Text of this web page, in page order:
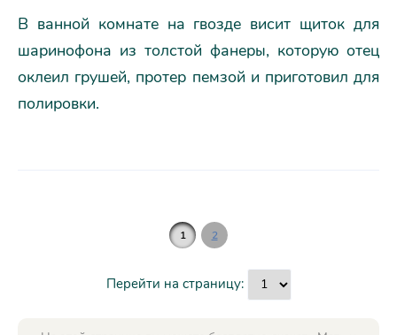
В ванной комнате на гвозде висит щиток для
шаринофона из толстой фанеры, которую отец
оклеил грушей, протер пемзой и приготовил для
полировки.
1 2
Перейти на страницу: